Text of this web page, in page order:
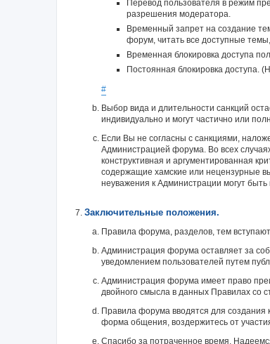
Перевод пользователя в режим
разрешения модератора.
Временный запрет на создание
форум, читать все доступные
Временная блокировка доступа
Постоянная блокировка доступа.
#
Выбор вида и длительности санкций
индивидуально и могут частично или
Если Вы не согласны с санкциями,
Администрацией форума. Во всех
конструктивная и аргументированная
содержащие хамские или нецензурные
неуважения к Администрации могут
Заключительные положения.
Правила форума, разделов, тем
Администрация форума оставляет за
уведомлением пользователей путем
Администрация форума имеет право
двойного смысла в данных Правилах со
Правила форума вводятся для
форма общения, воздержитесь от
Спасибо за потраченное время.